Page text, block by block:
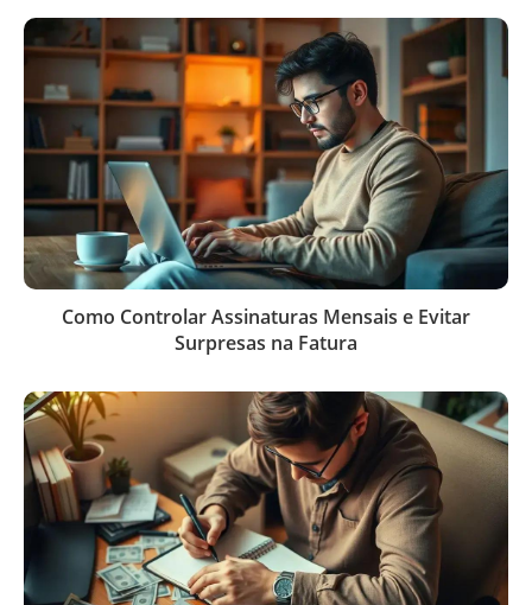
Como Controlar Assinaturas Mensais e Evitar
Surpresas na Fatura